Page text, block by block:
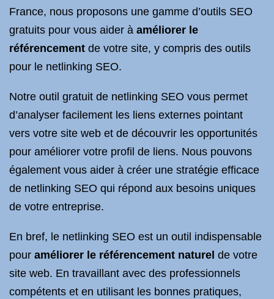
France, nous proposons une gamme d’outils SEO
gratuits pour vous aider à améliorer le
référencement de votre site, y compris des outils
pour le netlinking SEO.
Notre outil gratuit de netlinking SEO vous permet
d’analyser facilement les liens externes pointant
vers votre site web et de découvrir les opportunités
pour améliorer votre profil de liens. Nous pouvons
également vous aider à créer une stratégie efficace
de netlinking SEO qui répond aux besoins uniques
de votre entreprise.
En bref, le netlinking SEO est un outil indispensable
pour améliorer le référencement naturel de votre
site web. En travaillant avec des professionnels
compétents et en utilisant les bonnes pratiques,